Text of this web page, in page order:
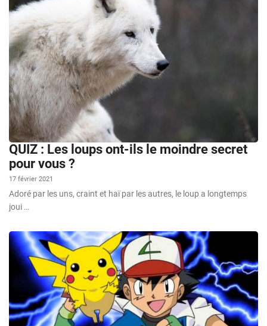
QUIZ : Les loups ont-ils le moindre secret
pour vous ?
17 février 2021
Adoré par les uns, craint et haï par les autres, le loup a longtemps
joui …